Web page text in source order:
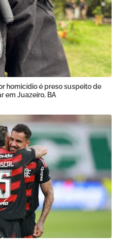
homicídio é preso suspeito de
em Juazeiro, BA